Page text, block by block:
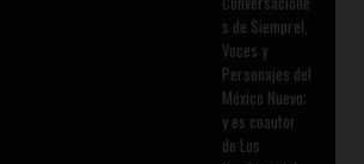
s de Siempre!,
Voces y
Personajes del
México Nuevo;
y es coautor
de Los